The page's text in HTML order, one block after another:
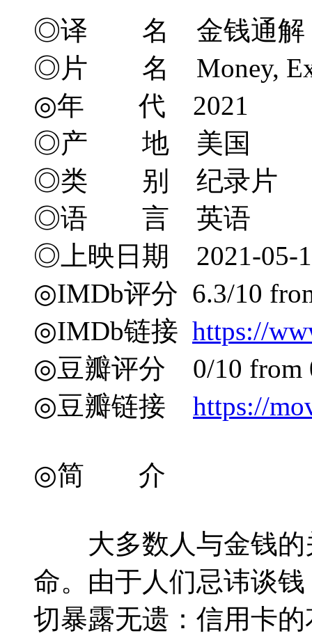
◎译 名 金钱通解
◎片 名 Money,
◎年 代 2021
◎产 地 美国
◎类 别 纪录片
◎语 言 英语
◎上映日期 2021-05-
◎IMDb评分 6.3/10
◎IMDb链接 https://
◎豆瓣评分 0/10 from
◎豆瓣链接 https://
◎简 介
大多数人与金钱的
命。由于人们忌讳谈
切暴露无遗：信用卡